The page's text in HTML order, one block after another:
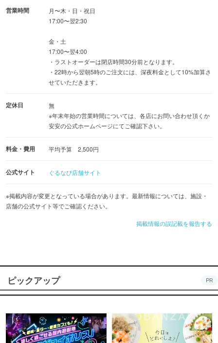
小人数から大人数のご宴会やカップルやお子様連れも気兼
ねなくお食事いただけます！
◆駅近！アクセス良好◎
仕事帰りやお買い物途中に、同僚や友人などとお気軽にお
立ち寄りください！
営業時間
月〜木・日・祝日
17:00〜翌2:30
金・土
17:00〜翌4:00
・ラストオーダーは閉店時間30分前となります。
・22時から翌朝5時のご注文には、深夜料金として10%加算さ
せていただきます。
定休日
無
※年末年始の営業時間については、各店にお問い合わせ頂くか
安安の公式ホームページにてご確認下さい。
料金・費用 平均予算 2,500円
公式サイト ぐるなび店舗サイト
※掲載内容が変更となっている場合があります。最新情報については、施設・
店舗の公式サイト等でご確認ください。
掲載情報の誤記載を報告する
ピックアップ PR